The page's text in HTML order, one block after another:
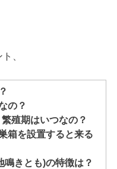
、
の？
殖期はいつなの？
箱を設置すると来る
きとも)の特徴は？